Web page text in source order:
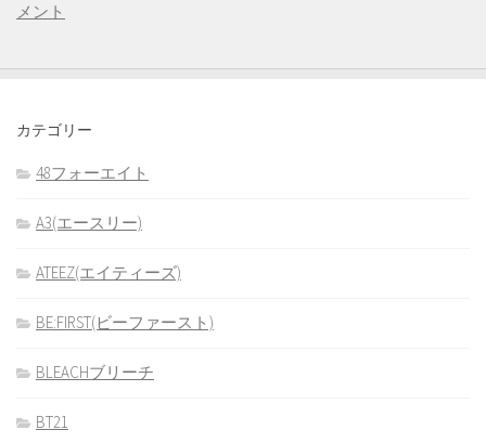
メント
カテゴリー
48フォーエイト
A3(エースリー)
ATEEZ(エイティーズ)
BE:FIRST(ビーファースト)
BLEACHブリーチ
BT21